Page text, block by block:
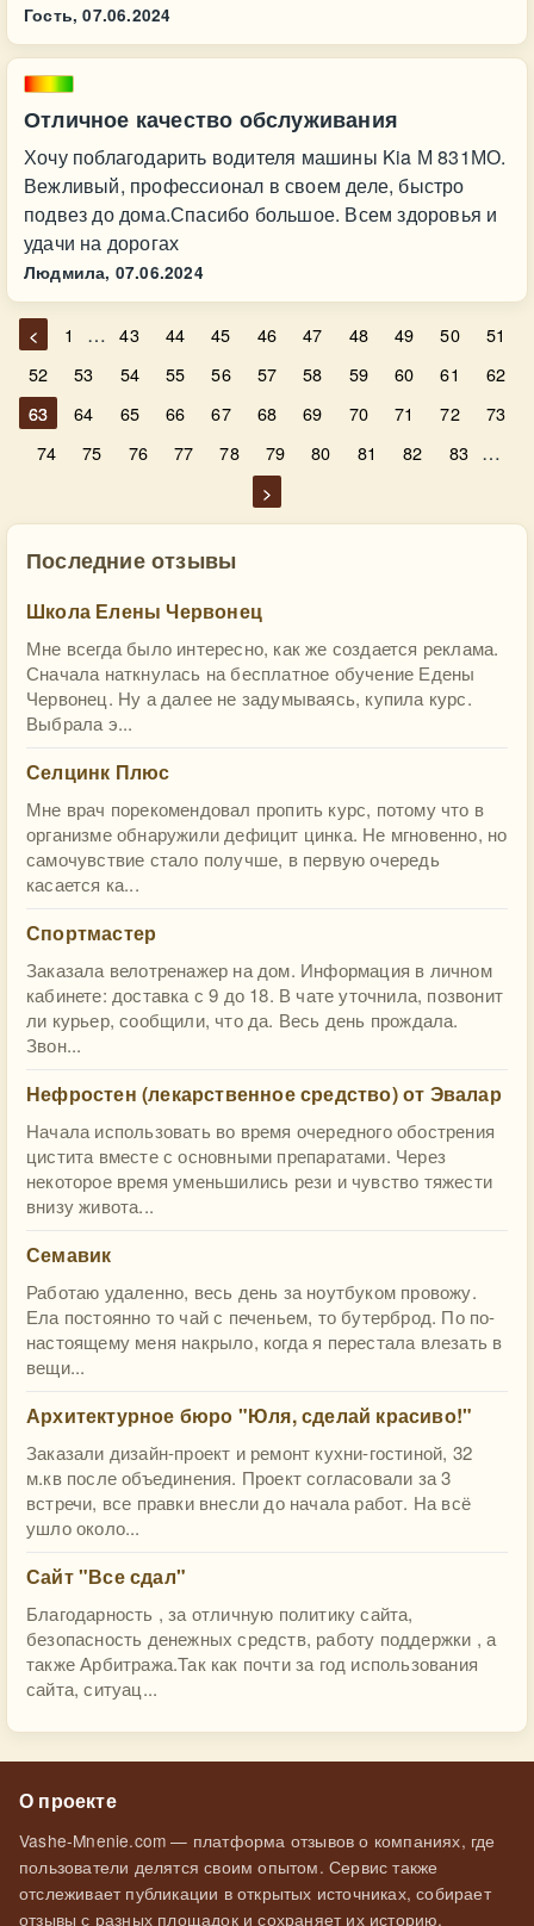
Гость, 07.06.2024
Отличное качество обслуживания
Хочу поблагодарить водителя машины Kia М 831МО.
Вежливый, профессионал в своем деле, быстро
подвез до дома.Спасибо большое. Всем здоровья и
удачи на дорогах
Людмила, 07.06.2024
< 1 … 43 44 45 46 47 48 49 50
51
52
53 54 55 56 57 58 59 60 61
62
63
64 65 66 67 68 69 70 71 72
73
74
75 76 77 78 79 80 81 82 83 …
>
Последние отзывы
Школа Елены Червонец
Мне всегда было интересно, как же создается реклама.
Сначала наткнулась на бесплатное обучение Едены
Червонец. Ну а далее не задумываясь, купила курс.
Выбрала э...
Селцинк Плюс
Мне врач порекомендовал пропить курс, потому что в
организме обнаружили дефицит цинка. Не мгновенно, но
самочувствие стало получше, в первую очередь
касается ка...
Спортмастер
Заказала велотренажер на дом. Информация в личном
кабинете: доставка с 9 до 18. В чате уточнила, позвонит
ли курьер, сообщили, что да. Весь день прождала.
Звон...
Нефростен (лекарственное средство) от Эвалар
Начала использовать во время очередного обострения
цистита вместе с основными препаратами. Через
некоторое время уменьшились рези и чувство тяжести
внизу живота...
Семавик
Работаю удаленно, весь день за ноутбуком провожу.
Ела постоянно то чай с печеньем, то бутерброд. По по-
настоящему меня накрыло, когда я перестала влезать в
вещи...
​Архитектурное бюро "Юля, сделай красиво!"
Заказали дизайн-проект и ремонт кухни-гостиной, 32
м.кв после объединения. Проект согласовали за 3
встречи, все правки внесли до начала работ. На всё
ушло около...
Сайт "Все сдал"
Благодарность , за отличную политику сайта,
безопасность денежных средств, работу поддержки , а
также Арбитража.Так как почти за год использования
сайта, ситуац...
О проекте
Vashe-Mnenie.com — платформа отзывов о компаниях, где
пользователи делятся своим опытом. Сервис также
отслеживает публикации в открытых источниках, собирает
отзывы с разных площадок и сохраняет их историю.